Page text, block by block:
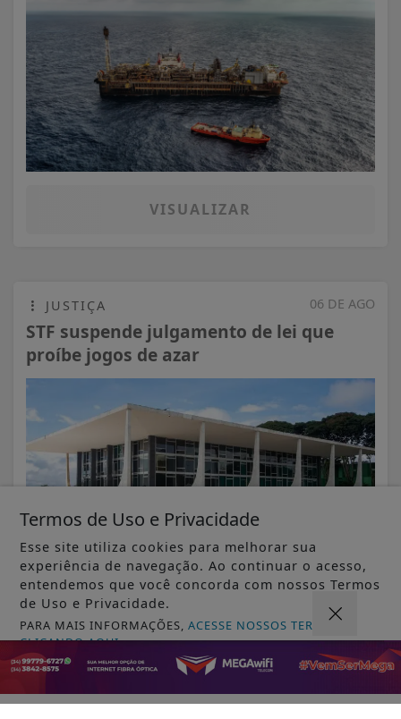
VISUALIZAR
06 DE AGO
JUSTIÇA
STF suspende julgamento de lei que
proíbe jogos de azar
VISUALIZAR
Termos de Uso e Privacidade
Esse site utiliza cookies para melhorar sua
experiência de navegação. Ao continuar o acesso,
entendemos que você concorda com nossos Termos
de Uso e Privacidade.
PARA MAIS INFORMAÇÕES,ACESSE NOSSOS TERMOS
CLICANDO AQUI
PROSSEGUIR